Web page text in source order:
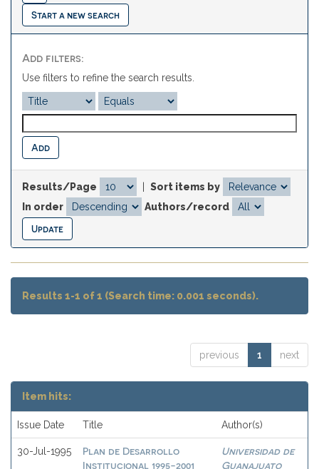
Start a new search
Add filters:
Use filters to refine the search results.
Results/Page
Sort items by
In order
Authors/record
Results 1-1 of 1 (Search time: 0.001 seconds).
previous 1 next
Item hits:
Issue Date Title Author(s)
30-Jul-1995
Plan de Desarrollo
Institucional 1995-2001
Universidad de
Guanajuato